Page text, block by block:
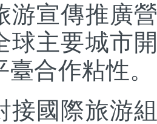
傳推廣營
球主要城市
合作粘性。
際旅游組